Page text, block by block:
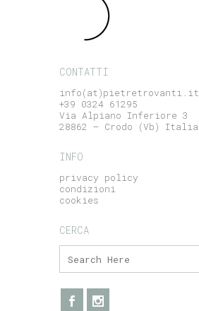
CONTATTI
info(at)pietretrovanti.it
+39 0324 61295
Via Alpiano Inferiore 3
28862 – Crodo (Vb) Italia
INFO
privacy policy
condizioni
cookies
CERCA